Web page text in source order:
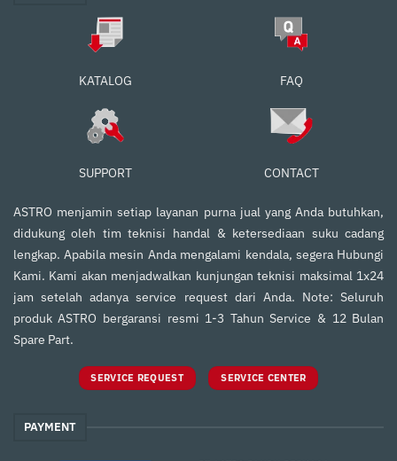
KATALOG FAQ
SUPPORT CONTACT
ASTRO menjamin setiap layanan purna jual yang Anda butuhkan,
didukung oleh tim teknisi handal & ketersediaan suku cadang
lengkap. Apabila mesin Anda mengalami kendala, segera Hubungi
Kami. Kami akan menjadwalkan kunjungan teknisi maksimal 1x24
jam setelah adanya service request dari Anda. Note: Seluruh
produk ASTRO bergaransi resmi 1-3 Tahun Service & 12 Bulan
Spare Part.
SERVICE REQUEST SERVICE CENTER
PAYMENT